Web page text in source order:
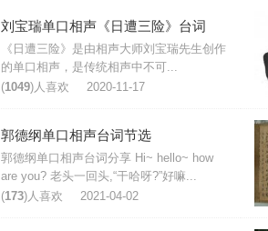
刘宝瑞单口相声《日遭三险》台词
《日遭三险》是由相声大师刘宝瑞先生创作
的单口相声，是传统相声中不可...
(1049)人喜欢 2020-11-17
郭德纲单口相声台词节选
郭德纲单口相声台词分享 Hi~ hello~ how
are you? 老头一回头,“干哈呀?”好嘛...
(173)人喜欢 2021-04-02